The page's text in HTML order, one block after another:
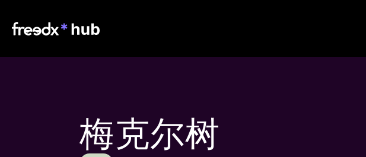
梅克尔树